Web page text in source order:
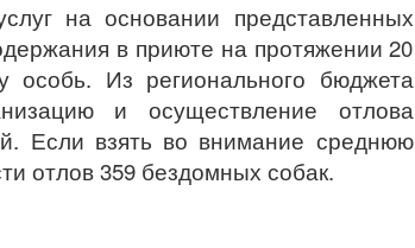
на основании представленных
в приюте на протяжении 20
особь. Из регионального бюджета
и осуществление отлова
Если взять во внимание среднюю
отлов 359 бездомных собак.